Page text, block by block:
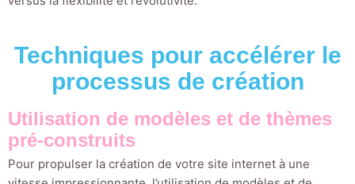
Techniques pour accélérer le
processus de création
Utilisation de modèles et de thèmes
pré-construits
Pour propulser la création de votre site internet à une